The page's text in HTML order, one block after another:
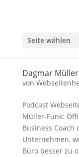
Seite wählen
Dagmar
von
Podcast
Müller-Funk:
Business Coach
Unternehmen,
Büro besser zu